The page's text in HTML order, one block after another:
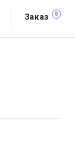
Заказ 0